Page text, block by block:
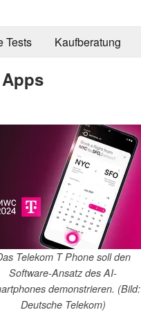
Tests Kaufberatung
Telekom T Phone soll den
Software-Ansatz des AI-
demonstrieren. (Bild:
Deutsche Telekom)